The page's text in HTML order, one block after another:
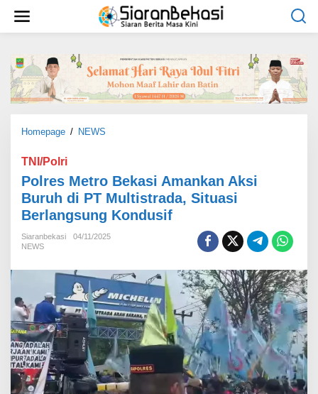
w
Homepage / NEWS
e
s
M
t
B
e
k
a
s
A
m
a
TNI/Polri
Polres Metro Bekasi Amankan Aksi
Buruh di PT Multistrada, Situasi
Berlangsung Kondusif
Siaranbekasi
04/11/2025
NEWS